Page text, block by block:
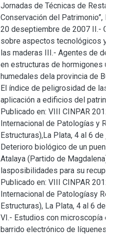
Jornadas de Técnicas de
Conservación del Patrimonio”,
20 deseptiembre de 2007 II.-
sobre aspectos tecnológicos y
las maderas III.- Agentes de
en estructuras de hormigones
humedales dela provincia de
El índice de peligrosidad de las
aplicación a edificios del
Publicado en: VIII CINPAR 2012
Internacional de Patologías y
Estructuras),La Plata, 4 al 6 de
Deterioro biológico de un
Atalaya (Partido de Magdalena) y
lasposibilidades para su
Publicado en: VIII CINPAR 2012
Internacional de Patologíasy
Estructuras), La Plata, 4 al 6 de
VI.- Estudios con microscopía
barrido electrónico de líquenes